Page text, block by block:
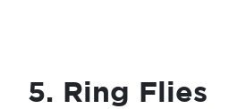
5. Ring Flies